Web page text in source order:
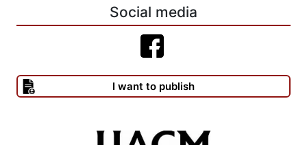
Social media
I want to publish